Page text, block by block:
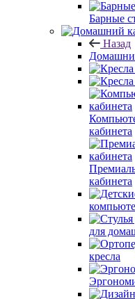
Барные
Назад
кабинета
кабинета
для
кресла